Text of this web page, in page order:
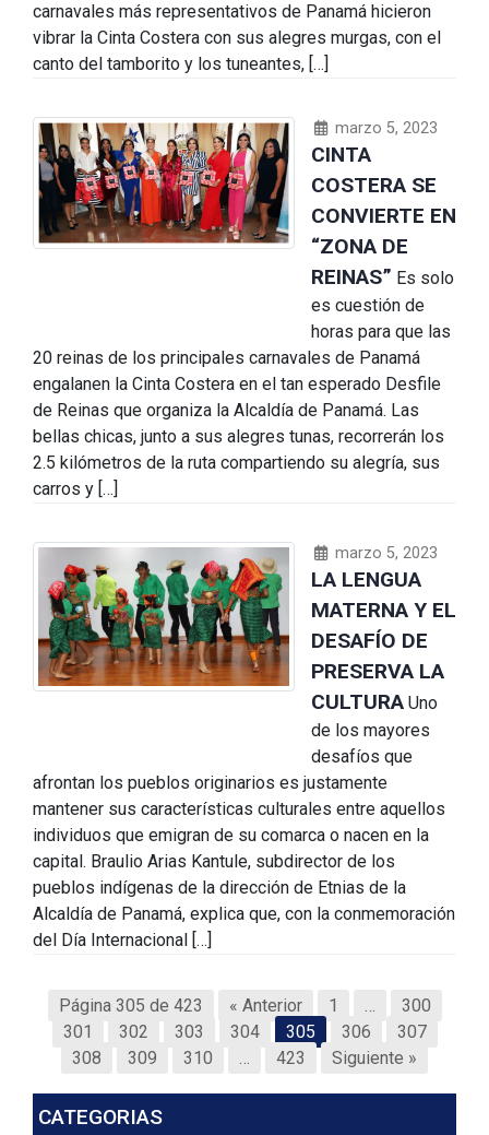
carnavales más representativos de Panamá hicieron
vibrar la Cinta Costera con sus alegres murgas, con el
canto del tamborito y los tuneantes, […]
marzo 5, 2023
CINTA
COSTERA SE
CONVIERTE EN
“ZONA DE
REINAS” Es solo
es cuestión de
horas para que las
20 reinas de los principales carnavales de Panamá
engalanen la Cinta Costera en el tan esperado Desfile
de Reinas que organiza la Alcaldía de Panamá. Las
bellas chicas, junto a sus alegres tunas, recorrerán los
2.5 kilómetros de la ruta compartiendo su alegría, sus
carros y […]
marzo 5, 2023
LA LENGUA
MATERNA Y EL
DESAFÍO DE
PRESERVA LA
CULTURA Uno
de los mayores
desafíos que
afrontan los pueblos originarios es justamente
mantener sus características culturales entre aquellos
individuos que emigran de su comarca o nacen en la
capital. Braulio Arias Kantule, subdirector de los
pueblos indígenas de la dirección de Etnias de la
Alcaldía de Panamá, explica que, con la conmemoración
del Día Internacional […]
Página 305 de 423 « Anterior 1 …
300
301
302 303 304 305 306
307
308
309 310 … 423 Siguiente »
CATEGORIAS